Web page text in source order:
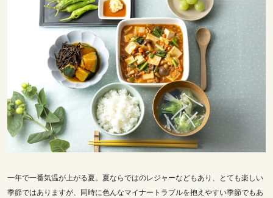
一年で一番気温が上がる夏。夏ならではのレジャーなどもあり、とても楽しい
季節ではありますが、同時に色んなマイナートラブルを抱えやすい季節でもあ